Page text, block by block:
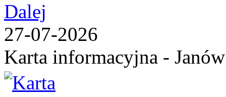
Dalej
27-07-2026
Karta informacyjna -